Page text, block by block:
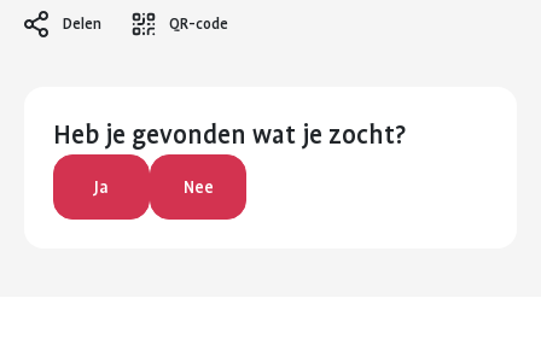
Delen QR-code
Heb je gevonden wat je zocht?
Ja Nee